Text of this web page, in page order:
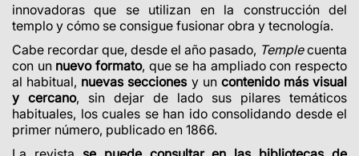
innovadoras que se utilizan en la construcción del
templo y cómo se consigue fusionar obra y tecnología.
Cabe recordar que, desde el año pasado, Templecuenta
con un nuevo formato, que se ha ampliado con respecto
al habitual, nuevas seccionesy un contenido más visual
y cercano, sin dejar de lado sus pilares temáticos
habituales, los cuales se han ido consolidando desde el
primer número, publicado en 1866.